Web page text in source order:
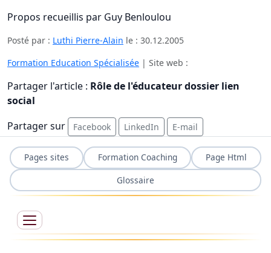
Propos recueillis par Guy Benloulou
Posté par : Luthi Pierre-Alain le : 30.12.2005
Formation Education Spécialisée | Site web :
Partager l'article : Rôle de l'éducateur dossier lien
social
Partager sur
Facebook LinkedIn E-mail
Pages sites Formation Coaching
Page Html
Glossaire